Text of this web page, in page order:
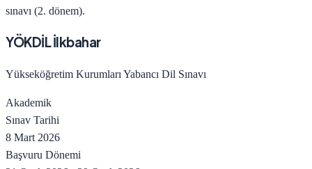
sınavı (2. dönem).
YÖKDİL İlkbahar
Yükseköğretim Kurumları Yabancı Dil Sınavı
Akademik
Sınav Tarihi
8 Mart 2026
Başvuru Dönemi